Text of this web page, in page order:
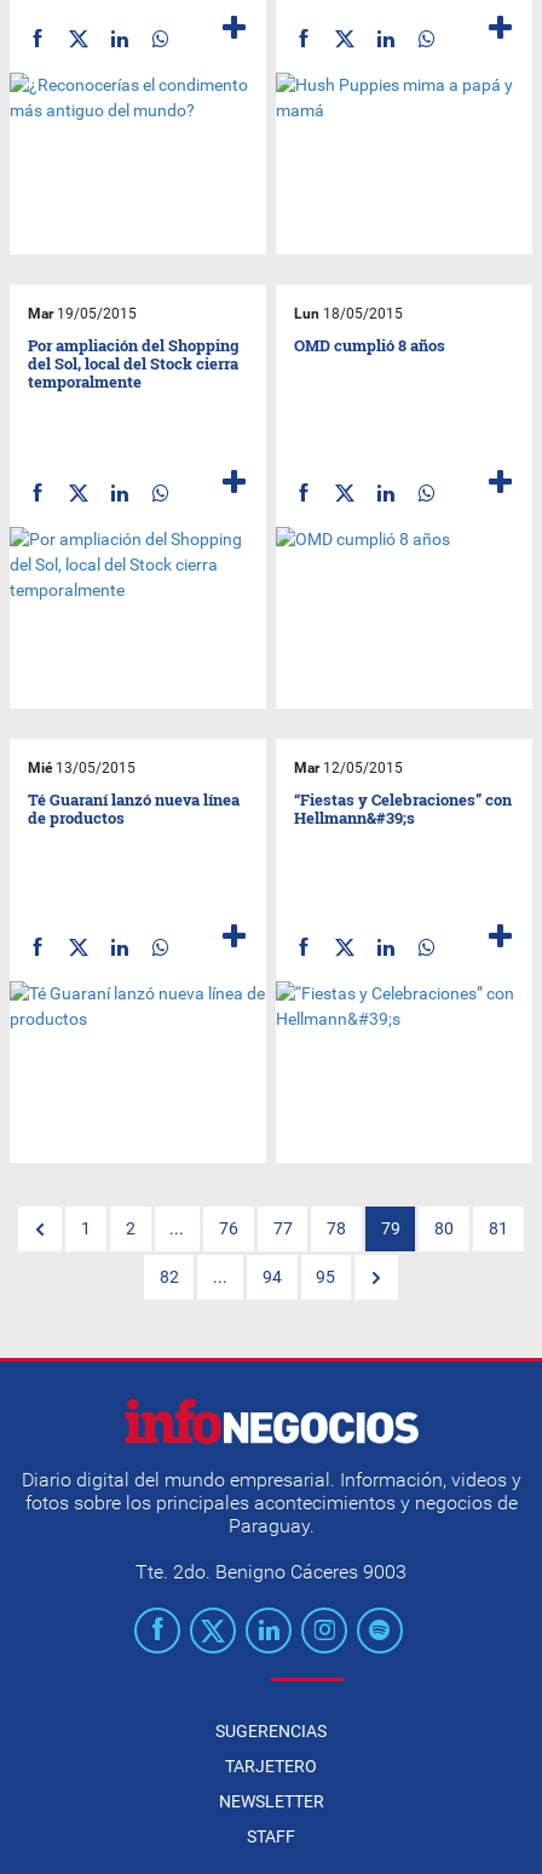
Mar19/05/2015
Por ampliación del Shopping
del Sol, local del Stock cierra
temporalmente
Lun 18/05/2015
OMD cumplió 8 años
Mié13/05/2015
Té Guaraní lanzó nueva línea
de productos
Mar12/05/2015
“Fiestas y Celebraciones” con
Hellmann&#39;s
1 2 ... 76 77 78 79 80 81
82 ... 94 95
Diario digital del mundo empresarial. Información, videos y
fotos sobre los principales acontecimientos y negocios de
Paraguay.
Tte. 2do. Benigno Cáceres 9003
SUGERENCIAS
TARJETERO
NEWSLETTER
STAFF